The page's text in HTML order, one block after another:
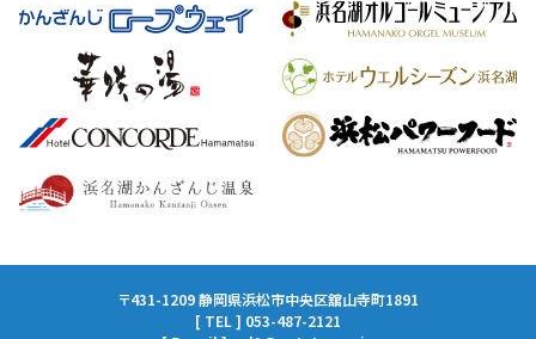
〒431-1209 静岡県浜松市中央区舘山寺町1891
[ TEL ] 053-487-2121